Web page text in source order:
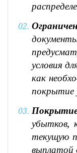
условия
как
покрытие
убытков,
текущую
выплатой